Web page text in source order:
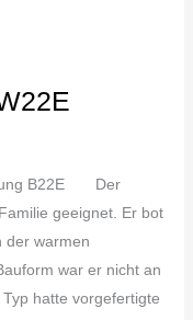
B22E Der
geeignet. Er bot
der warmen
war er nicht an
hatte vorgefertigte